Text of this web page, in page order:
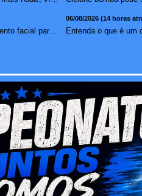
Agência suspende uso de reconhecimento facial para chamada...
06/08/2026 (14 horas
Entenda o que é um